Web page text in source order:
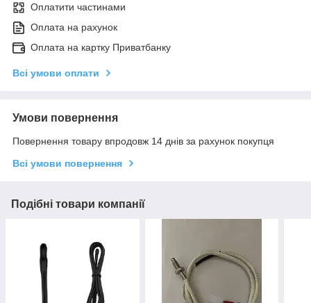
Оплатити частинами
Оплата на рахунок
Оплата на картку Приватбанку
Всі умови оплати
Умови повернення
Повернення товару впродовж 14 днів за рахунок покупця
Всі умови повернення
Подібні товари компанії